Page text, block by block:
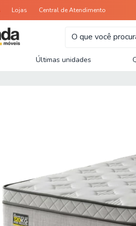
Lojas Central de Atendimento
Últimas unidades